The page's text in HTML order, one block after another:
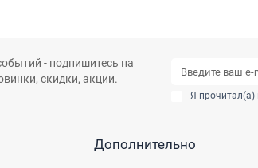
- подпишитесь на
скидки, акции.
Я прочитал(а)
Дополнительно